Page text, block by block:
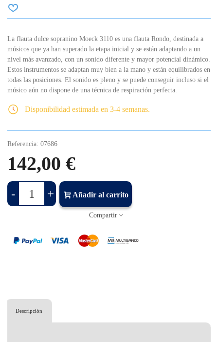
La flauta dulce sopranino Moeck 3110 es una flauta Rondo, destinada a
músicos que ya han superado la etapa inicial y se están adaptando a un
nivel más avanzado, con un sonido diferente y mayor potencial dinámico.
Estos instrumentos se adaptan muy bien a la mano y están equilibrados en
todas las posiciones. El sonido es pleno y se puede conseguir incluso si el
músico aún no dispone de una técnica de respiración perfecta.
Disponibilidad estimada en 3-4 semanas.
Referencia: 07686
142,00 €
- + Añadir al carrito
Compartir
Descripción